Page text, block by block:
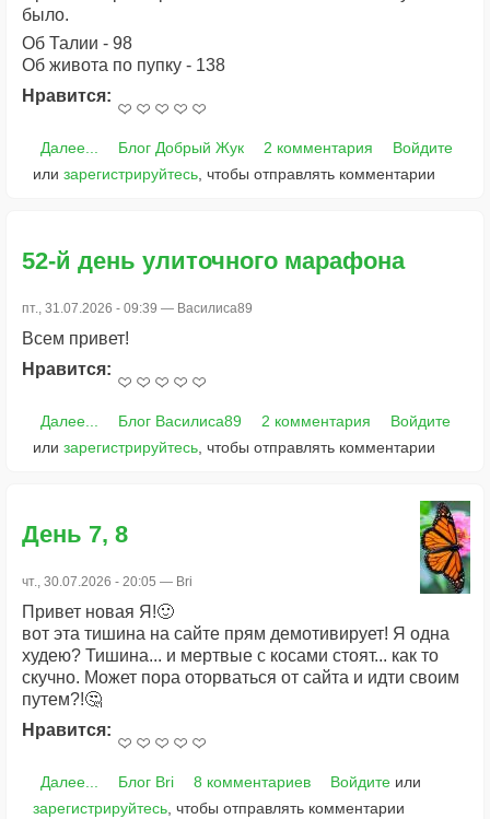
было.
Об Талии - 98
Об живота по пупку - 138
Нравится:
Далее... Блог Добрый Жук 2 комментария
Войдите
или зарегистрируйтесь , чтобы отправлять комментарии
52-й день улиточного марафона
пт., 31.07.2026 - 09:39 — Василиса89
Всем привет!
Нравится:
Далее... Блог Василиса89 2 комментария
Войдите
или зарегистрируйтесь, чтобы отправлять комментарии
День 7, 8
чт., 30.07.2026 - 20:05 — Bri
Привет новая Я!🙂
вот эта тишина на сайте прям демотивирует! Я одна
худею? Тишина... и мертвые с косами стоят... как то
скучно. Может пора оторваться от сайта и идти своим
путем?!🤔
Нравится:
Далее... Блог Bri 8 комментариев Войдитеили
зарегистрируйтесь, чтобы отправлять комментарии